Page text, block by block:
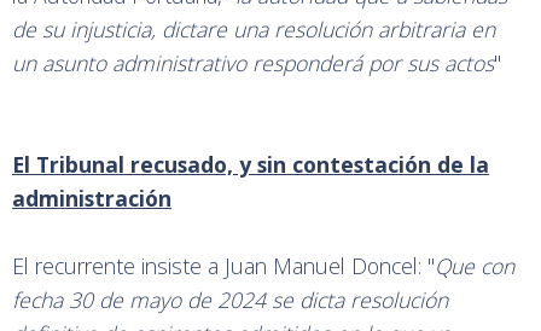
la Autoridad Portuaria, "
la autoridad que a sabiendas
de su injusticia, dictare una resolución arbitraria en
un asunto administrativo responderá por sus actos
El Tribunal recusado, y sin contestación de la
El recurrente insiste a Juan Manuel Doncel: "Que con
fecha30 de mayo de 2024 se dicta resolución